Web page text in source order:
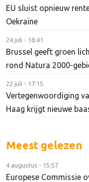
EU sluist opnieuw
Oekraïne
24 juli - 16:41
Brussel geeft groen
rond Natura 2000-
22 juli - 17:15
Vertegenwoordiging
Haag krijgt nieuwe
Meest gelezen
4 augustus - 15:57
Europese Commissie